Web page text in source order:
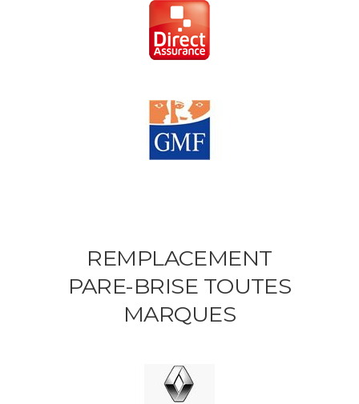
REMPLACEMENT
PARE-BRISE TOUTES
MARQUES